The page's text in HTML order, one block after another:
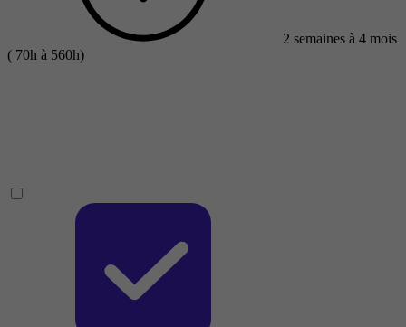
2 semaines à 4 mois
( 70h à 560h)